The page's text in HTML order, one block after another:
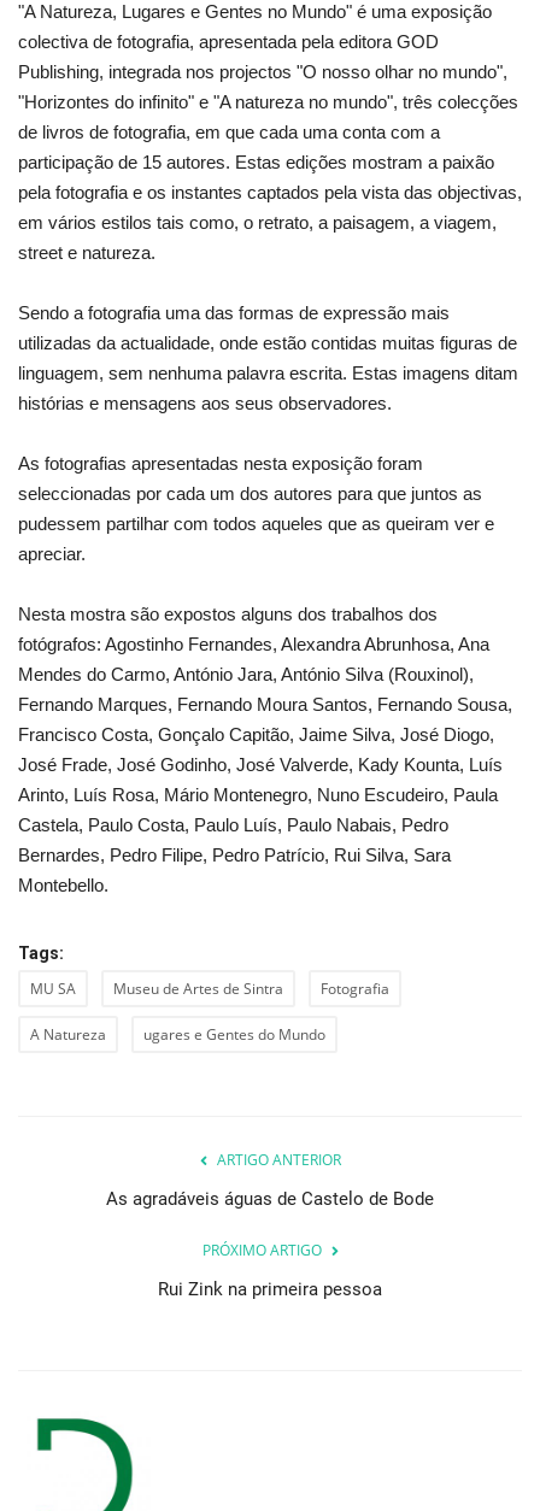
"A Natureza, Lugares e Gentes no Mundo" é uma exposição
colectiva de fotografia, apresentada pela editora GOD
Publishing, integrada nos projectos "O nosso olhar no mundo",
"Horizontes do infinito" e "A natureza no mundo", três colecções
de livros de fotografia, em que cada uma conta com a
participação de 15 autores. Estas edições mostram a paixão
pela fotografia e os instantes captados pela vista das objectivas,
em vários estilos tais como, o retrato, a paisagem, a viagem,
street e natureza.
Sendo a fotografia uma das formas de expressão mais
utilizadas da actualidade, onde estão contidas muitas figuras de
linguagem, sem nenhuma palavra escrita. Estas imagens ditam
histórias e mensagens aos seus observadores.
As fotografias apresentadas nesta exposição foram
seleccionadas por cada um dos autores para que juntos as
pudessem partilhar com todos aqueles que as queiram ver e
apreciar.
Nesta mostra são expostos alguns dos trabalhos dos
fotógrafos: Agostinho Fernandes, Alexandra Abrunhosa, Ana
Mendes do Carmo, António Jara, António Silva (Rouxinol),
Fernando Marques, Fernando Moura Santos, Fernando Sousa,
Francisco Costa, Gonçalo Capitão, Jaime Silva, José Diogo,
José Frade, José Godinho, José Valverde, Kady Kounta, Luís
Arinto, Luís Rosa, Mário Montenegro, Nuno Escudeiro, Paula
Castela, Paulo Costa, Paulo Luís, Paulo Nabais, Pedro
Bernardes, Pedro Filipe, Pedro Patrício, Rui Silva, Sara
Montebello.
Tags:
MU SA Museu de Artes de Sintra Fotografia
A Natureza ugares e Gentes do Mundo
ARTIGO ANTERIOR
As agradáveis águas de Castelo de Bode
PRÓXIMO ARTIGO
Rui Zink na primeira pessoa